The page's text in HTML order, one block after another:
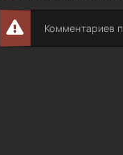
Комментариев